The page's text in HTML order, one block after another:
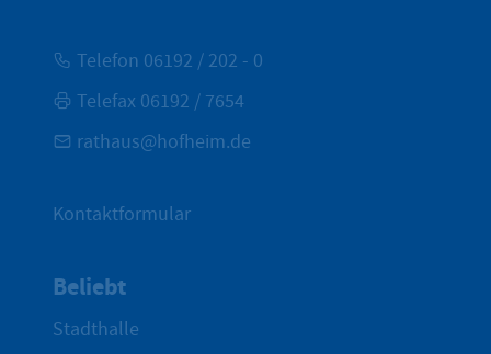
Telefon 06192 / 202 - 0
Telefax 06192 / 7654
rathaus@hofheim.de
Kontaktformular
Beliebt
Stadthalle